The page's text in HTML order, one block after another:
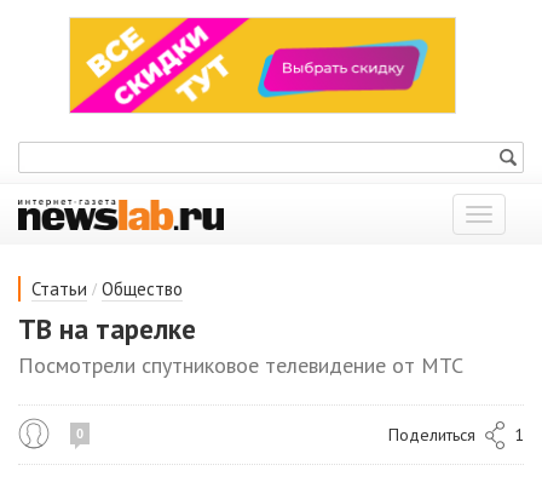
Показать
меню
Статьи / Общество
ТВ на тарелке
Посмотрели спутниковое телевидение от МТС
0 Поделиться 1